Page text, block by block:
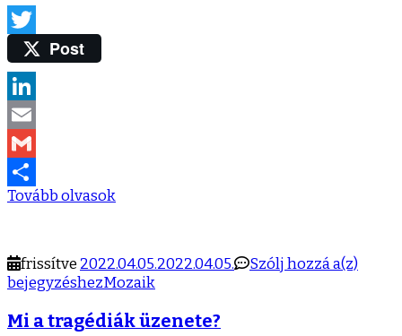
TwitterPost
LinkedIn
Email
Gmail
Ossza
Tovább olvasok
frissítve 2022.04.05.2022.04.05. Szólj hozzá a(z)Mi
bejegyzéshezMozaik
Mi a tragédiák üzenete?